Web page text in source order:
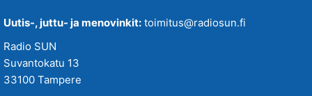
Uutis-, juttu- ja menovinkit: toimitus@radiosun.fi
Radio SUN
Suvantokatu 13
33100 Tampere